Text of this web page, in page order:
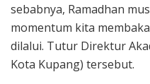
sebabnya, Ramadhan
momentum kita
dilalui. Tutur Direktur
Kota Kupang) tersebut.